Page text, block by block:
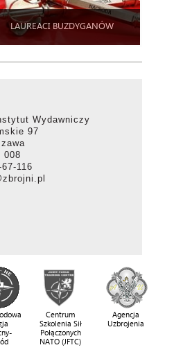
LAUREACI BUZDYGANÓW
Wydawniczy
97
008
116
Centrum
Szkolenia Sił
Połączonych
NATO (JFTC)
Agencja
Uzbrojenia